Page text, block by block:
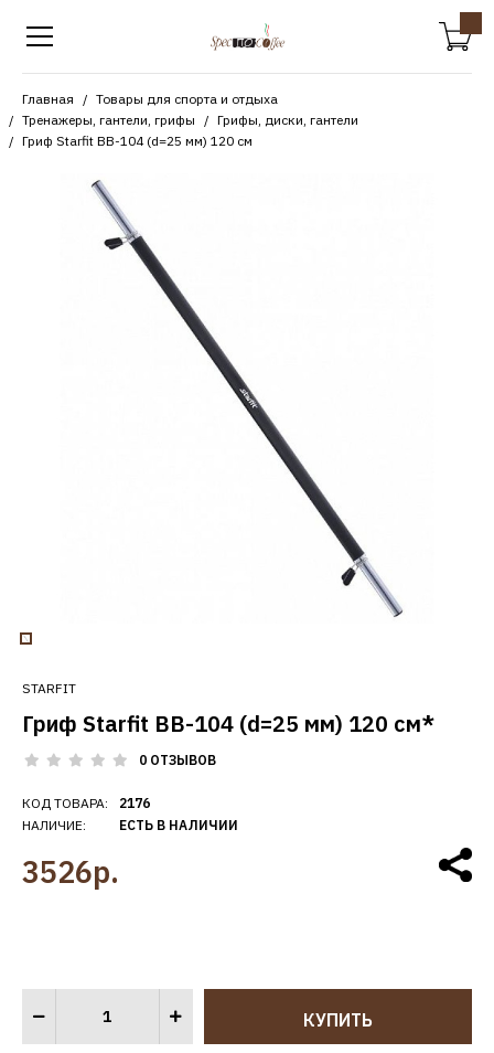
Главная
Товары для спорта и отдыха
Тренажеры, гантели, грифы
Грифы, диски, гантели
Гриф Starfit BB-104 (d=25 мм) 120 см
STARFIT
Гриф Starfit BB-104 (d=25 мм) 120 см*
0 ОТЗЫВОВ
КОД ТОВАРА:
НАЛИЧИЕ:
2176
ЕСТЬ В НАЛИЧИИ
3526р.